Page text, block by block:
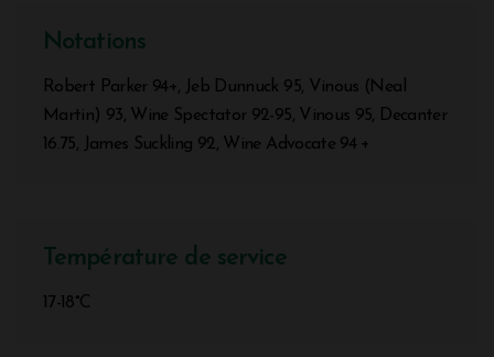
Notations
Robert Parker 94+, Jeb Dunnuck 95, Vinous (Neal
Martin) 93, Wine Spectator 92-95, Vinous 95, Decanter
16.75, James Suckling 92, Wine Advocate 94 +
Température de service
17-18°C